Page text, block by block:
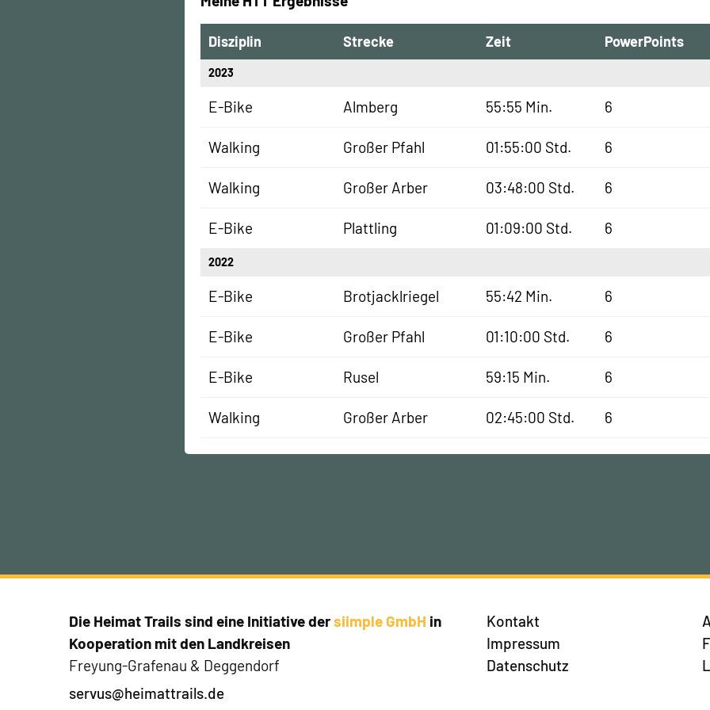
Disziplin Strecke Zeit PowerPoints
2023
E-Bike Almberg 55:55 Min. 6
Walking Großer Pfahl 01:55:00 Std. 6
Walking Großer Arber 03:48:00 Std. 6
E-Bike Plattling 01:09:00 Std. 6
2022
E-Bike Brotjacklriegel 55:42 Min. 6
E-Bike Großer Pfahl 01:10:00 Std. 6
E-Bike Rusel 59:15 Min. 6
Walking Großer Arber 02:45:00 Std. 6
Die Heimat Trails sind eine Initiative dersiimple GmbH in
Kooperation mit den Landkreisen
Freyung-Grafenau & Deggendorf
servus@heimattrails.de
Kontakt
Impressum
Datenschutz